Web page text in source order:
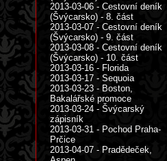
2013-03-06 - Cestovní deník
(Švýcarsko) - 8. část
2013-03-07 - Cestovní deník
(Švýcarsko) - 9. část
2013-03-08 - Cestovní deník
(Švýcarsko) - 10. část
2013-03-16 - Florida
2013-03-17 - Sequoia
2013-03-23 - Boston,
Bakalářské promoce
2013-03-24 - Švýcarský
zápisník
2013-03-31 - Pochod Praha-
Prčice
2013-04-07 - Pradědeček,